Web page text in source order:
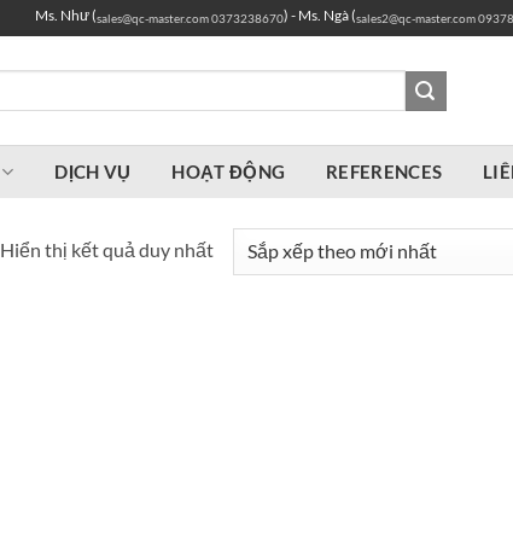
Ms. Như (sales@qc-master.com0373238670) - Ms. Ngà (sales2@qc-master.com
DỊCH VỤ HOẠT ĐỘNG REFERENCES
Hiển thị kết quả duy nhất